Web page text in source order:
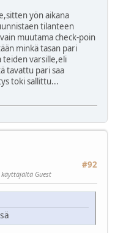
yön aikana
tilanteen
muutama check-poin
minkä tasan pari
teiden varsille,eli
tavattu pari saa
toki sallittu...
#92
Guest